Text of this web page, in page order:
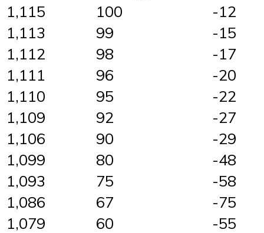
1,115
100
-12
1,113
99
-15
1,112
98
-17
1,111
96
-20
1,110
95
-22
1,109
92
-27
1,106
90
-29
1,099
80
-48
1,093
75
-58
1,086
67
-75
1,079
60
-55